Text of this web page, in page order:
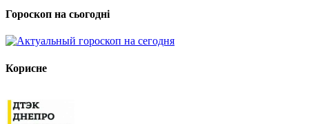
Гороскоп на сьогодні
Корисне